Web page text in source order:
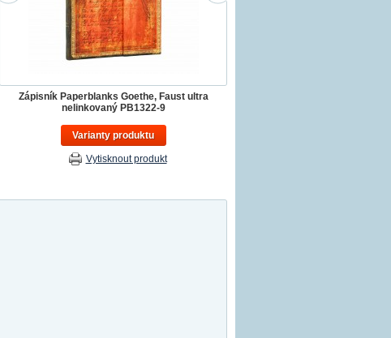
Zápisník Paperblanks Goethe, Faust ultra
nelinkovaný PB1322-9
Varianty produktu
Vytisknout produkt